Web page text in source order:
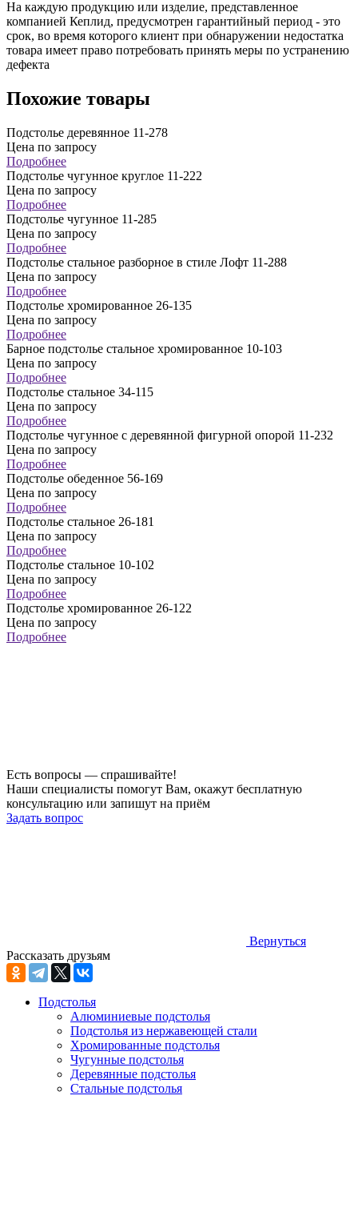
На каждую продукцию или изделие, представленное
компанией Кеплид, предусмотрен гарантийный период - это
срок, во время которого клиент при обнаружении недостатка
товара имеет право потребовать принять меры по устранению
дефекта
Похожие товары
Подстолье деревянное 11-278
Цена по запросу
Подробнее
Подстолье чугунное круглое 11-222
Цена по запросу
Подробнее
Подстолье чугунное 11-285
Цена по запросу
Подробнее
Подстолье стальное разборное в стиле Лофт 11-288
Цена по запросу
Подробнее
Подстолье хромированное 26-135
Цена по запросу
Подробнее
Барное подстолье стальное хромированное 10-103
Цена по запросу
Подробнее
Подстолье стальное 34-115
Цена по запросу
Подробнее
Подстолье чугунное с деревянной фигурной опорой 11-232
Цена по запросу
Подробнее
Подстолье обеденное 56-169
Цена по запросу
Подробнее
Подстолье стальное 26-181
Цена по запросу
Подробнее
Подстолье стальное 10-102
Цена по запросу
Подробнее
Подстолье хромированное 26-122
Цена по запросу
Подробнее
Есть вопросы — спрашивайте!
Наши специалисты помогут Вам, окажут бесплатную
консультацию или запишут на приём
Задать вопрос
Вернуться
Рассказать друзьям
Подстолья
Алюминиевые подстолья
Подстолья из нержавеющей стали
Хромированные подстолья
Чугунные подстолья
Деревянные подстолья
Стальные подстолья